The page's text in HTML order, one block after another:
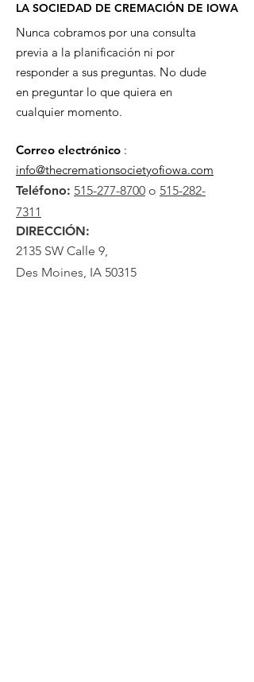
LA SOCIEDAD DE CREMACIÓN DE IOWA
Nunca cobramos por una consulta
previa a la planificación ni por
responder a sus preguntas. No dude
en preguntar lo que quiera en
cualquier momento.
Correo electrónico :
info@thecremationsocietyofiowa.com
Teléfono: 515-277-8700 o 515-282-
7311
DIRECCIÓN:
2135 SW Calle 9,
Des Moines, IA 50315